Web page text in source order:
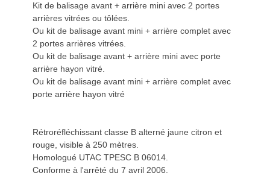
Kit de balisage avant + arrière mini avec 2 portes
arrières vitrées ou tôlées.
Ou kit de balisage avant mini + arrière complet avec
2 portes arrières vitrées.
Ou kit de balisage avant + arrière mini avec porte
arrière hayon vitré.
Ou kit de balisage avant mini + arrière complet avec
porte arrière hayon vitré
Rétroréfléchissant classe B alterné jaune citron et
rouge, visible à 250 mètres.
Homologué UTAC TPESC B 06014.
Conforme à l'arrêté du 7 avril 2006.